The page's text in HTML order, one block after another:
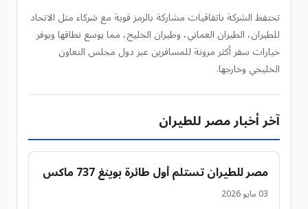
تحتفظ الشركة باتفاقيات مشاركة بالرمز قوية مع شركاء مثل الاتحاد
للطيران، الطيران العماني، وطيران الخليج، مما يوسع نطاقها ويوفر
خيارات سفر أكثر مرونة للمسافرين عبر دول مجلس التعاون
الخليجي وخارجها.
آخر أخبار مصر للطيران
مصر للطيران تستلم أول طائرة بوينغ 737 ماكس
03 مايو 2026